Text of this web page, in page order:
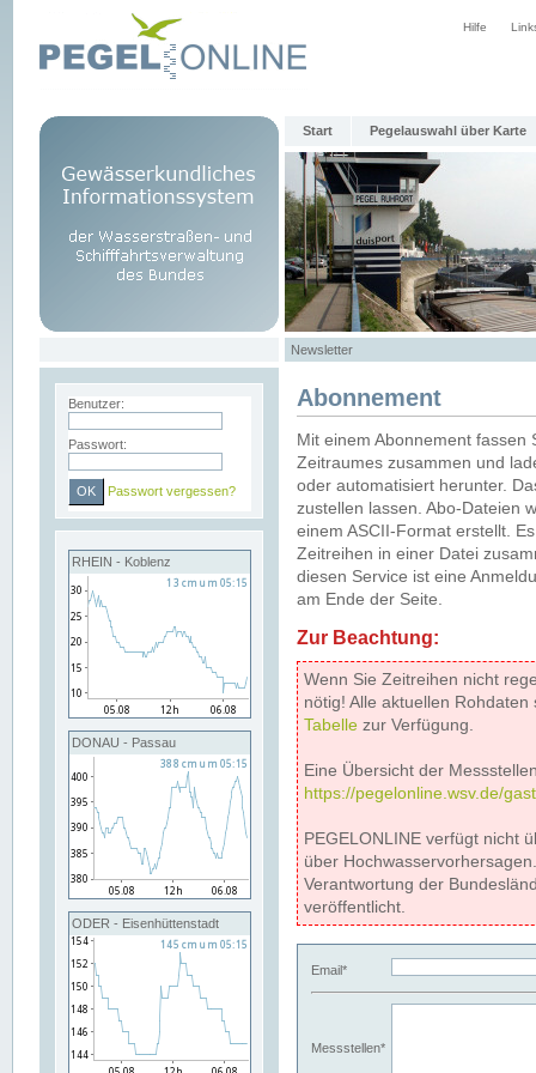
Hilfe
Start Pegelauswahl über Karte
Newsletter
Benutzer:
Passwort:
Passwort vergessen?
RHEIN - Koblenz
DONAU - Passau
ODER - Eisenhüttenstadt
Abonnement
Mit einem Abonnement
Zeitraumes zusammen und
oder automatisiert herunter.
zustellen lassen. Abo-Dateien
einem ASCII-Format erstellt.
Zeitreihen in einer Datei
diesen Service ist eine
am Ende der Seite.
Zur Beachtung:
Wenn Sie Zeitreihen nicht
nötig! Alle aktuellen
Tabelle zur Verfügung.
Eine Übersicht der
https://pegelonline.wsv.de/
PEGELONLINE verfügt nicht
über
Verantwortung der
veröffentlicht.
Email*
Messstellen*